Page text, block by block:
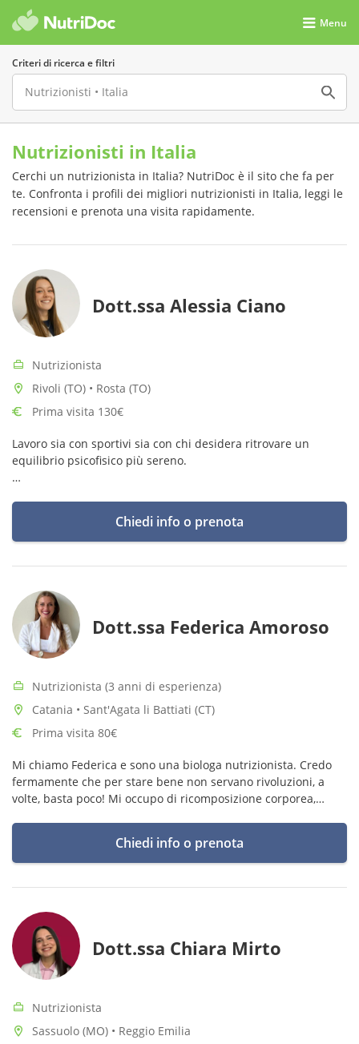
Menu
Criteri di ricerca e filtri
Nutrizionisti in Italia
Cerchi un nutrizionista in Italia? NutriDoc è il sito che fa per
te. Confronta i profili dei migliori nutrizionisti in Italia, leggi le
recensioni e prenota una visita rapidamente.
Dott.ssa Alessia Ciano
Nutrizionista
Rivoli (TO) • Rosta (TO)
Prima visita 130€
Lavoro sia con sportivi sia con chi desidera ritrovare un
equilibrio psicofisico più sereno.
Chiedi info o prenota
Dott.ssa Federica Amoroso
Nutrizionista (3 anni di esperienza)
Catania • Sant'Agata li Battiati (CT)
Prima visita 80€
Mi chiamo Federica e sono una biologa nutrizionista. Credo
fermamente che per stare bene non servano rivoluzioni, a
volte, basta poco! Mi occupo di ricomposizione corporea,
Chiedi info o prenota
Dott.ssa Chiara Mirto
Nutrizionista
Sassuolo (MO) • Reggio Emilia